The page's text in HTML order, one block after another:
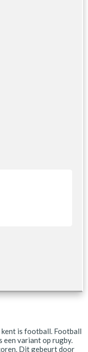
kent is football. Football
een variant op rugby.
Dit gebeurt door